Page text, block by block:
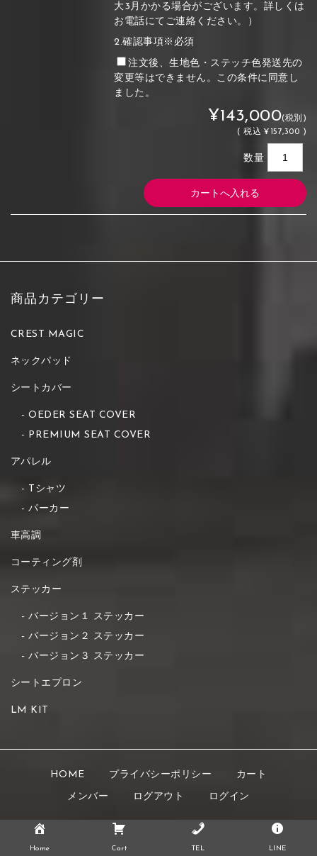
大3月かかる場合がございます。詳しくは
お電話にてご連絡ください。）
2.確認事項※必須
注文後、生地色・ステッチ色発送先の
変更等はできません。この条件に同意し
ました。
¥143,000(税別)
(税込 ¥157,300 )
数量
商品カテゴリー
CREST MAGIC
ネックパッド
シートカバー
OEDER SEAT COVER
PREMIUM SEAT COVER
アパレル
Tシャツ
パーカー
車高調
コーティング剤
ステッカー
バージョン１ ステッカー
バージョン２ ステッカー
バージョン３ ステッカー
シートエプロン
LM KIT
HOME プライバシーポリシー カート
メンバー ログアウト ログイン
Copyright © 2021 K's STYLE All rights reserved.
Home Cart TEL LINE